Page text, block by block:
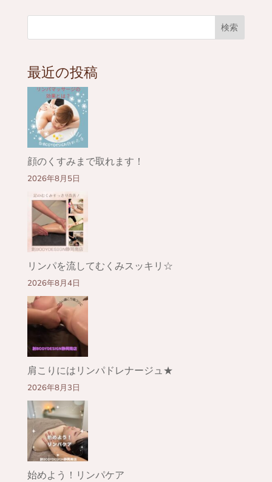
検索
最近の投稿
顔のくすみまで取れます！
2026年8月5日
リンパを流してむくみスッキリ☆
2026年8月4日
肩こりにはリンパドレナージュ★
2026年8月3日
始めよう！リンパケア